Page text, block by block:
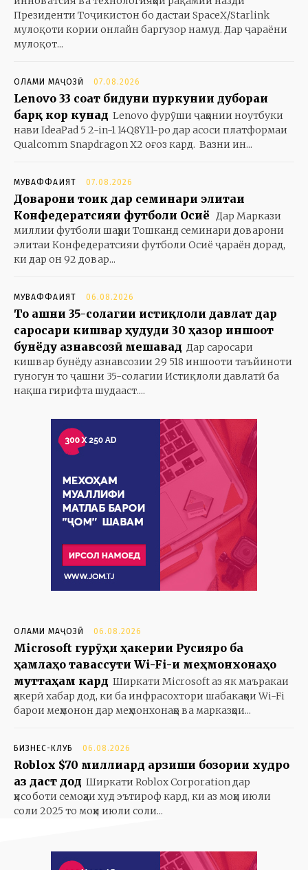
Президенти Тоҷикистон бо дастаи SpaceX/Starlink
мулоқоти кории онлайн баргузор намуд. Дар ҷараёни
мулоқот...
ОЛАМИ МАҶОЗӢ 07.08.2026
Lenovo 33 соат бидуни пуркунии дубораи
барқ кор кунад Lenovo фурӯши ҷаҳонии ноутбуки
нави IdeaPad 5 2-in-1 14Q8Y11-ро дар асоси платформаи
Qualcomm Snapdragon X2 оғоз кард. Вазни ин...
МУВАФФАҚИЯТ 07.08.2026
Доварони тоҷик дар семинари элитаи
Конфедератсияи футболи Осиё Дар Маркази
миллии футболи шаҳри Тошканд семинари доварони
элитаи Конфедератсияи футболи Осиё ҷараён дорад,
ки дар он 92 довар...
МУВАФФАҚИЯТ 06.08.2026
То ҷашни 35-солагии истиқлоли давлат дар
саросари кишвар ҳудуди 30 ҳазор иншоот
бунёду азнавсозӣ мешавад Дар саросари
кишвар бунёду азнавсозии 29 518 иншооти таъйиноти
гуногун то ҷашни 35-солагии Истиқлоли давлатӣ ба
нақша гирифта шудааст....
ОЛАМИ МАҶОЗӢ 06.08.2026
Microsoft гурӯҳи ҳакерии Русияро ба
ҳамлаҳо тавассути Wi-Fi-и меҳмонхонаҳо
муттаҳам кард Ширкати Microsoft аз як маъракаи
ҳакерӣ хабар дод, ки ба инфрасохтори шабакаҳои Wi-Fi
барои меҳмонон дар меҳмонхонаҳо ва марказҳои...
БИЗНЕС-КЛУБ 06.08.2026
Roblox $70 миллиард арзиши бозории худро
аз даст дод Ширкати Roblox Corporation дар
ҳисоботи семоҳаи худ эътироф кард, ки аз моҳи июли
соли 2025 то моҳи июли соли...